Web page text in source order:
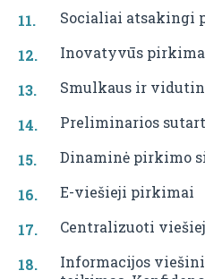
Socialiai atsakingi
Inovatyvūs
Smulkaus ir
Preliminarios
Dinaminė pirkimo
E-viešieji pirkimai
Centralizuoti
Informacijos